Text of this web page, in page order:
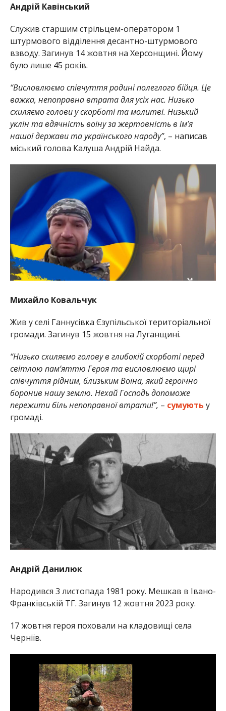
Андрій Кавінський
Служив старшим стрільцем-оператором 1
штурмового відділення десантно-штурмового
взводу. Загинув 14 жовтня на Херсонщині. Йому
було лише 45 років.
“Висловлюємо співчуття родині полеглого бійця. Це
важка, непоправна втрата для усіх нас. Низько
схиляємо голови у скорботі та молитві. Низький
уклін та вдячність воїну за жертовність в ім’я
нашої держави та українського народу”, – написав
міський голова Калуша Андрій Найда.
Михайло Ковальчук
Жив у селі Ганнусівка Єзупільської територіальної
громади. Загинув 15 жовтня на Луганщині.
“Низько схиляємо голову в глибокій скорботі перед
світлою пам’яттю Героя та висловлюємо щирі
співчуття рідним, близьким Воїна, який героїчно
боронив нашу землю. Нехай Господь допоможе
пережити біль непоправної втрати!”, – сумують у
громаді.
Андрій Данилюк
Народився 3 листопада 1981 року. Мешкав в Івано-
Франківській ТГ. Загинув 12 жовтня 2023 року.
17 жовтня героя поховали на кладовищі села
Черніїв.